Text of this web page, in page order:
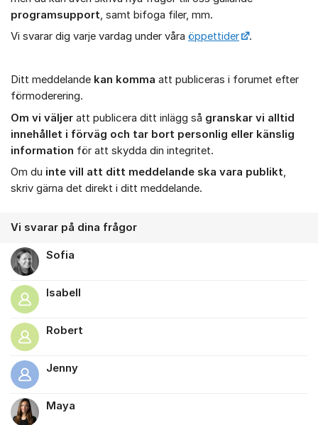
programsupport, samt bifoga filer, mm.
Vi svarar dig varje vardag under våra öppettider .
Ditt meddelande kan komma att publiceras i forumet efter
förmoderering.
Om vi väljer att publicera ditt inlägg så granskar vi alltid
innehållet i förväg och tar bort personlig eller känslig
information för att skydda din integritet.
Om du inte vill att ditt meddelande ska vara publikt,
skriv gärna det direkt i ditt meddelande.
Vi svarar på dina frågor
Sofia
Isabell
Robert
Jenny
Maya